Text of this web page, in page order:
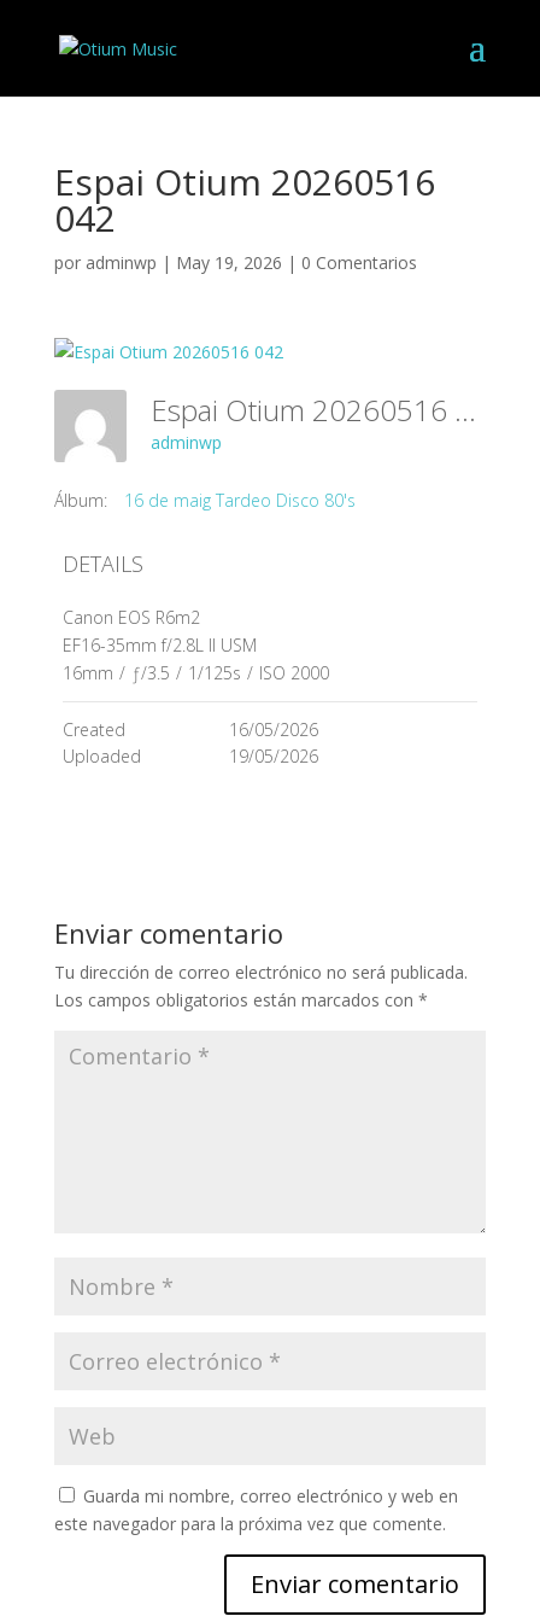
Espai Otium 20260516
042
por adminwp | May 19, 2026 | 0 Comentarios
Espai Otium 20260516 042
adminwp
Álbum: 16 de maig Tardeo Disco 80's
DETAILS
Canon EOS R6m2
EF16-35mm f/2.8L II USM
16mm / ƒ/3.5 / 1/125s / ISO 2000
Created
16/05/2026
Uploaded
19/05/2026
Enviar comentario
Tu dirección de correo electrónico no será publicada.
Los campos obligatorios están marcados con *
Guarda mi nombre, correo electrónico y web en
este navegador para la próxima vez que comente.